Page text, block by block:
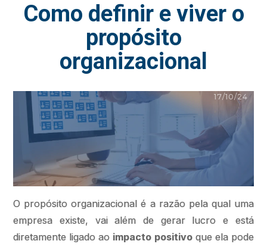
Como definir e viver o
propósito
organizacional
17/10/24
O propósito organizacional é a razão pela qual uma
empresa existe, vai além de gerar lucro e está
diretamente ligado ao impacto positivoque ela pode